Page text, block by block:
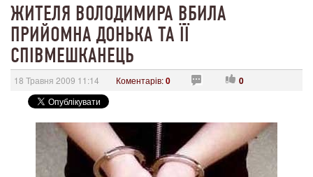
ЖИТЕЛЯ ВОЛОДИМИРА ВБИЛА
ПРИЙОМНА ДОНЬКА ТА ЇЇ
СПІВМЕШКАНЕЦЬ
18 Травня 2009 11:14 Коментарів:0 0